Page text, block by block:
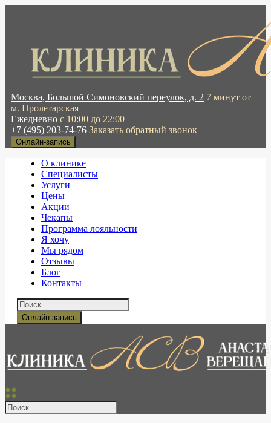
Москва, Большой Симоновский переулок, д. 2 7 минут от
м. Пролетарская
Ежедневно с 10:00 до 22:00
+7 (495) 203-74-76 Заказать обратный звонок
Онлайн-запись
О клинике
Специалисты
Услуги
Цены
Акции
Чекапы
Программа лояльности
Я хочу
Мы рядом
Отзывы
Блог
Контакты
Онлайн-запись